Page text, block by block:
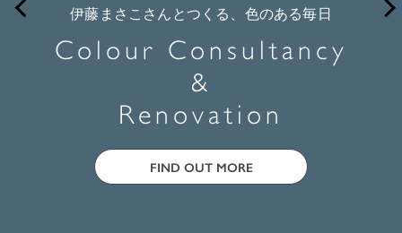
伊藤まさこさんとつくる、色のある毎日
Colour Consultancy
&
Renovation
FIND OUT MORE